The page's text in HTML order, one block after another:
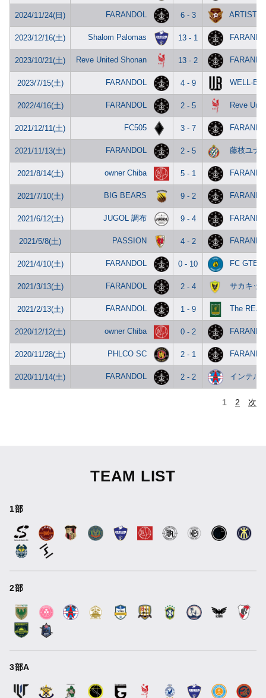
2024/11/24(日) FARANDOL 6 - 3 ARTISTA
2023/12/16(土) Shalom Palomas 13 - 1
2023/10/21(土) Reve United Shonan 13 - 2
2023/7/15(土) FARANDOL 4 - 9 WELL-BE
2022/4/16(土) FARANDOL 2 - 5 Reve
2021/12/11(土) FC505 3 - 7
2021/11/13(土) FARANDOL 2 - 5 藤枝ユナ
2021/8/14(土) owner Chiba 5 - 1
2021/7/10(土) BIG BEARS 9 - 2
2021/6/12(土) JUGOL 調布 9 - 4
2021/5/8(土) PASSION 4 - 2
2021/4/10(土) FARANDOL 0 - 10 FC GTEC
2021/3/13(土) FARANDOL 2 - 4 サカキッ
2021/2/13(土) FARANDOL 1 - 9 The
2020/12/12(土) owner Chiba 0 - 2
2020/11/28(土) PHLCO SC 2 - 1
2020/11/14(土) FARANDOL 2 - 2 インテル
1 2 次
TEAM LIST
1部
2部
3部A